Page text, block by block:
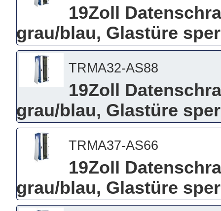
19Zoll
grau/blau, Glastüre
TRMA32-AS88
19Zoll
grau/blau, Glastüre
TRMA37-AS66
19Zoll
grau/blau, Glastüre